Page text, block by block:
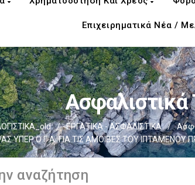
Επιχειρηματικά Νέα /
Ασφαλιστικά
/ ΕΡΓΑΤΙΚΑ - ΑΣΦΑΛΙΣΤΙΚΑ /
ΥΠΕΡ Ο.Γ.Α. ΓΙΑ ΤΙΣ ΑΜΟΙΒΕΣ ΤΟΥ ΙΠΤΑΜΕΝΟΥ